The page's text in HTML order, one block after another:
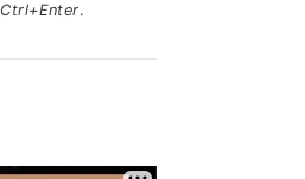
Ctrl+Enter.